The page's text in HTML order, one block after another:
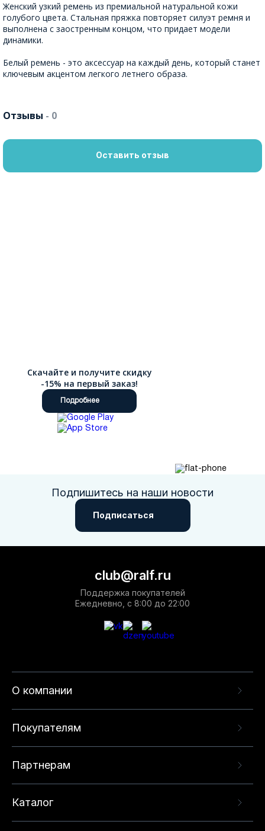
Женский узкий ремень из премиальной натуральной кожи
голубого цвета. Стальная пряжка повторяет силуэт ремня и
выполнена с заостренным концом, что придает модели
динамики.
Белый ремень - это аксессуар на каждый день, который станет
ключевым акцентом легкого летнего образа.
Отзывы - 0
Оставить отзыв
Скачайте и получите скидку
-15% на первый заказ!
Подробнее
Подпишитесь на наши новости
Подписаться
О компании
Покупателям
Партнерам
Каталог
club@ralf.ru
Поддержка покупателей
Ежедневно, с 8:00 до 22:00